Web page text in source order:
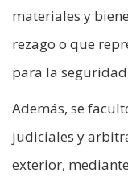
materiales y
rezago o que
para la
Además, se
judiciales y
exterior,